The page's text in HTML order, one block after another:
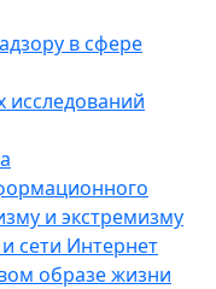
в сфере
исследований
и экстремизму
сети Интернет
образе жизни